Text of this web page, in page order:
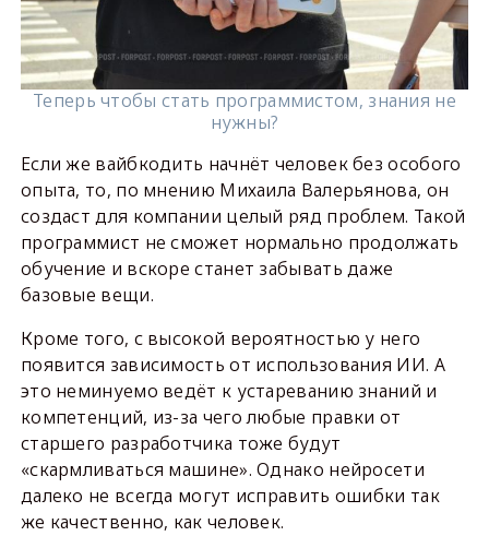
Теперь чтобы стать программистом, знания не
нужны?
Если же вайбкодить начнёт человек без особого
опыта, то, по мнению Михаила Валерьянова, он
создаст для компании целый ряд проблем. Такой
программист не сможет нормально продолжать
обучение и вскоре станет забывать даже
базовые вещи.
Кроме того, с высокой вероятностью у него
появится зависимость от использования ИИ. А
это неминуемо ведёт к устареванию знаний и
компетенций, из-за чего любые правки от
старшего разработчика тоже будут
«скармливаться машине». Однако нейросети
далеко не всегда могут исправить ошибки так
же качественно, как человек.